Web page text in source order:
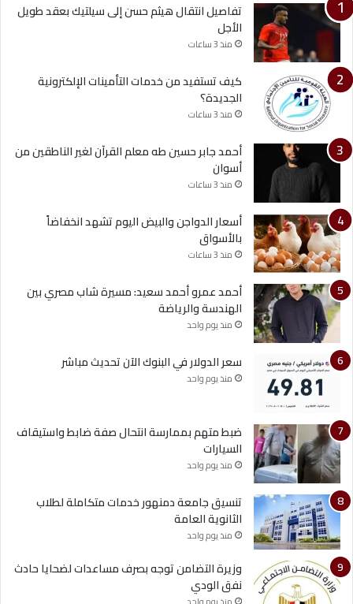
تفاصيل انتقال هيثم حسن إلى سيلتيك بعقد طويل
الأجل
منذ 3 ساعات
كيف تستفيد من خدمات التأمينات الإلكترونية
الجديدة؟
منذ 3 ساعات
أحمد جابر حسين طه معلم القرآن لغير الناطقين من
أسوان
منذ 3 ساعات
أسعار الدواجن والبيض اليوم تشهد انخفاضاً
بالأسواق
منذ 3 ساعات
أحمد عمرو أحمد سعيد: مسيرة شاب مصري بين
الهندسة والرياضة
منذ يوم واحد
سعر الدولار في البنوك الآن تحديث مباشر
منذ يوم واحد
ضبط متهم بممارسة انتحال صفة ضابط واستيقاف
السيارات
منذ يوم واحد
تنسيق جامعة دمنهور خدمات متكاملة لطلاب
الثانوية العامة
منذ يوم واحد
وزيرة التضامن توجه بصرف مساعدات لضحايا حادث
نفق الودي